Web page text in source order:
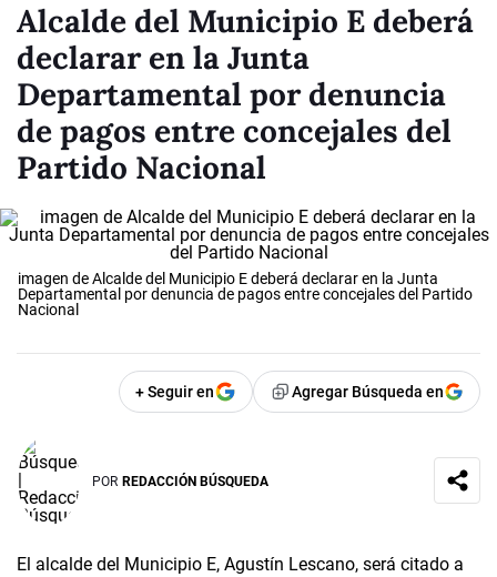
Alcalde del Municipio E deberá
declarar en la Junta
Departamental por denuncia
de pagos entre concejales del
Partido Nacional
imagen de Alcalde del Municipio E deberá declarar en la Junta
Departamental por denuncia de pagos entre concejales del Partido
Nacional
+ Seguir en Agregar Búsqueda en
POR REDACCIÓN BÚSQUEDA
El alcalde del Municipio E, Agustín Lescano, será citado a